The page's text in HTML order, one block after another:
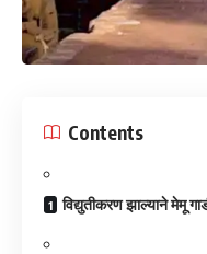
Contents
विद्युतीकरण झाल्याने मेमू